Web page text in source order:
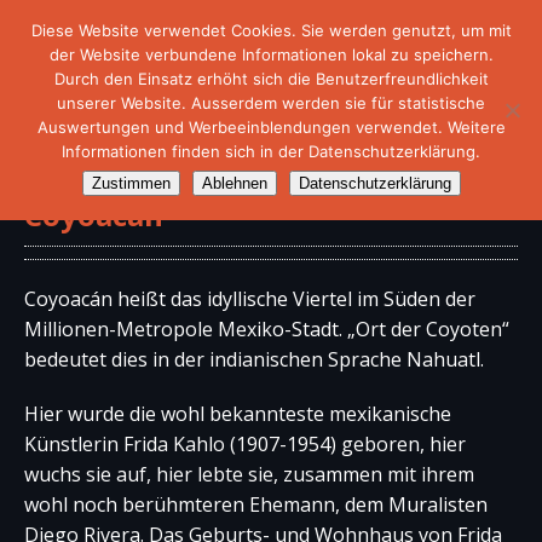
Doku – In Mexicos Künstlerviertel
Coyoacán
Coyoacán heißt das idyllische Viertel im Süden der
Millionen-Metropole Mexiko-Stadt. „Ort der Coyoten“
bedeutet dies in der indianischen Sprache Nahuatl.
Hier wurde die wohl bekannteste mexikanische
Künstlerin Frida Kahlo (1907-1954) geboren, hier
wuchs sie auf, hier lebte sie, zusammen mit ihrem
wohl noch berühmteren Ehemann, dem Muralisten
Diego Rivera. Das Geburts- und Wohnhaus von Frida
Diese Website verwendet Cookies. Sie werden genutzt, um mit
der Website verbundene Informationen lokal zu speichern.
Durch den Einsatz erhöht sich die Benutzerfreundlichkeit
unserer Website. Ausserdem werden sie für statistische
Auswertungen und Werbeeinblendungen verwendet. Weitere
Informationen finden sich in der Datenschutzerklärung.
Zustimmen Ablehnen Datenschutzerklärung